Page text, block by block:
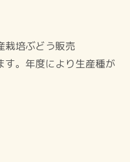
栽培ぶどう販売
。年度により生産種が